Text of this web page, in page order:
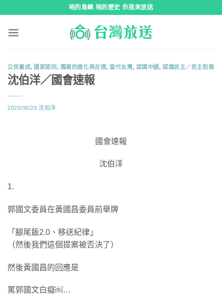
咱的島嶼 咱的歷史 你我來放送
公民養成, 國家認同, 獨裁的進化與反撲, 當代台灣, 認識中國,認識民主／民主防衛
沈伯洋／國會速報
2025/06/20 沈伯洋
國會速報
沈伯洋
1.
郭國文委員在黃國昌委員前舉牌
「腳尾飯2.0、移送紀律」
（然後我們這個提案被否決了）
然後黃國昌的回應是
罵郭國文白癡￼…